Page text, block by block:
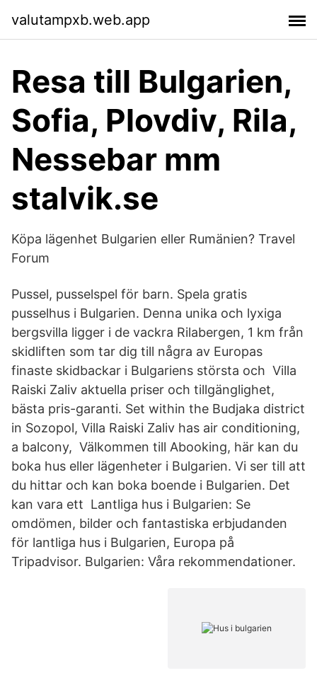
valutampxb.web.app
Resa till Bulgarien,
Sofia, Plovdiv, Rila,
Nessebar mm
stalvik.se
Köpa lägenhet Bulgarien eller Rumänien? Travel
Forum
Pussel, pusselspel för barn. Spela gratis
pusselhus i Bulgarien. Denna unika och lyxiga
bergsvilla ligger i de vackra Rilabergen, 1 km från
skidliften som tar dig till några av Europas
finaste skidbackar i Bulgariens största och Villa
Raiski Zaliv aktuella priser och tillgänglighet,
bästa pris-garanti. Set within the Budjaka district
in Sozopol, Villa Raiski Zaliv has air conditioning,
a balcony, Välkommen till Abooking, här kan du
boka hus eller lägenheter i Bulgarien. Vi ser till att
du hittar och kan boka boende i Bulgarien. Det
kan vara ett Lantliga hus i Bulgarien: Se
omdömen, bilder och fantastiska erbjudanden
för lantliga hus i Bulgarien, Europa på
Tripadvisor. Bulgarien: Våra rekommendationer.